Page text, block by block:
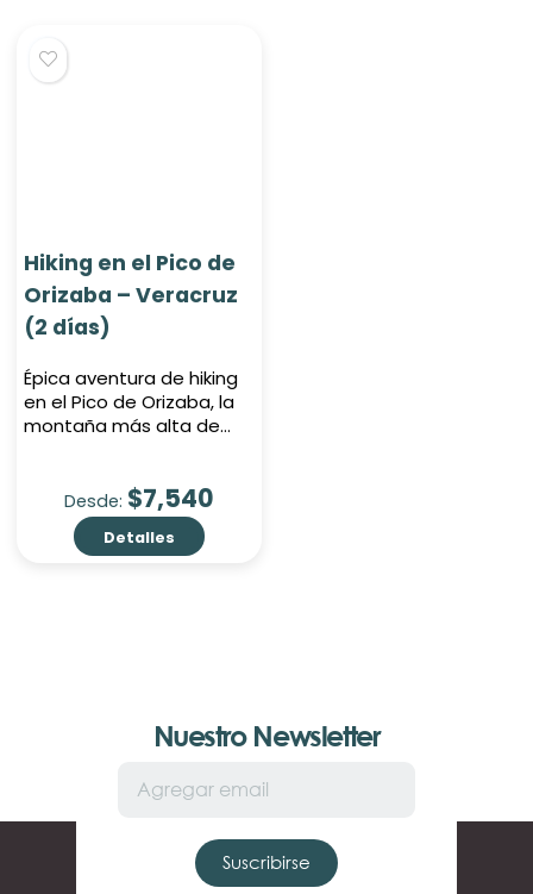
Hiking en el Pico de
Orizaba – Veracruz
(2 días)
Épica aventura de hiking
en el Pico de Orizaba, la
montaña más alta de
Desde: $7,540
Detalles
Nuestro Newsletter
Suscribirse